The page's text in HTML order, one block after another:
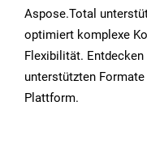
Aspose.Total
optimiert komplexe
Flexibilität.
unterstützten
Plattform.